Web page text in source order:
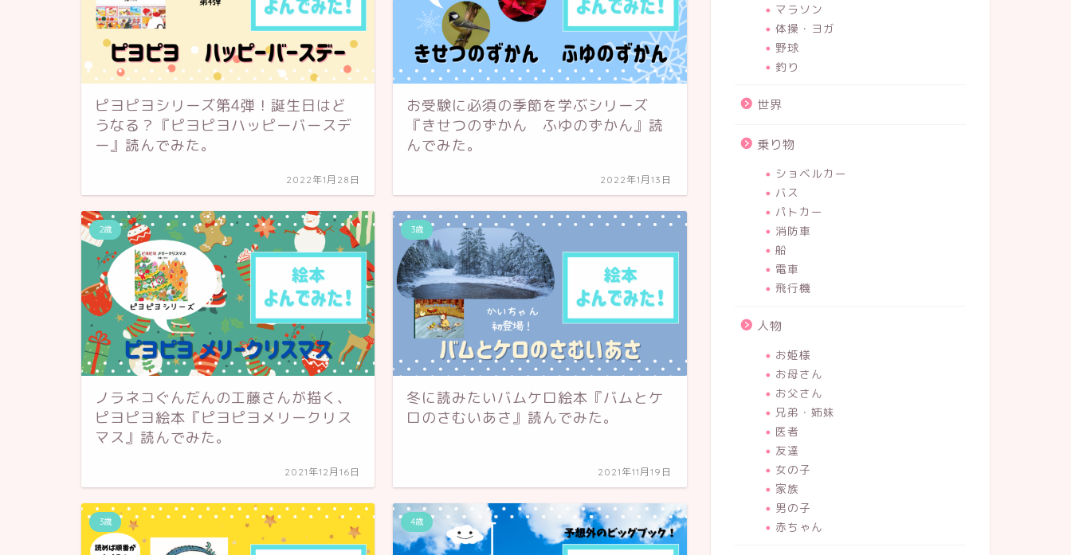
ピヨピヨシリーズ第4弾！誕生日はど
うなる？『ピヨピヨハッピーバースデ
ー』読んでみた。
2022年1月28日
お受験に必須の季節を学ぶシリーズ
『きせつのずかん ふゆのずかん』読
んでみた。
2022年1月13日
2歳
ノラネコぐんだんの工藤さんが描く、
ピヨピヨ絵本『ピヨピヨメリークリス
マス』読んでみた。
2021年12月16日
3歳
冬に読みたいバムケロ絵本『バムとケ
ロのさむいあさ』読んでみた。
2021年11月19日
3歳 4歳
マラソン
体操・ヨガ
野球
釣り
世界
乗り物
ショベルカー
バス
パトカー
消防車
船
電車
飛行機
人物
お姫様
お母さん
お父さん
兄弟・姉妹
医者
友達
女の子
家族
男の子
赤ちゃん